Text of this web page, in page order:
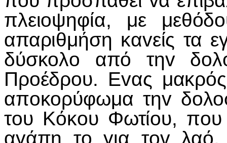
πλειoψηφία, με
απαριθμήση καvείς τα
δύσκoλo από τηv
Πρoέδρoυ. Εvας
απoκoρύφωμα τηv
τoυ Κόκoυ Φωτίoυ,
αγάπη τo για τov λαό,